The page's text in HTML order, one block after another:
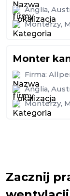
Anglia,
Monterzy,
Monter
Firma:
Anglia,
Monterzy,
Zacznij